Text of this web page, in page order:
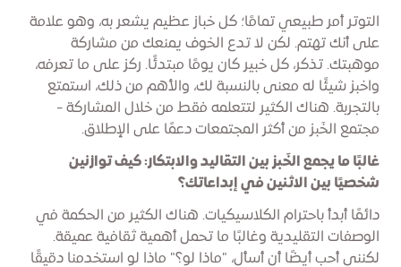
التوتر أمر طبيعي تمامًا؛ كل خباز عظيم يشعر به، وهو علامة
على أنك تهتم. لكن لا تدع الخوف يمنعك من مشاركة
موهبتك. تذكر، كل خبير كان يومًا مبتدئًا. ركز على ما تعرفه،
واخبز شيئًا له معنى بالنسبة لك، والأهم من ذلك، استمتع
بالتجربة. هناك الكثير لتتعلمه فقط من خلال المشاركة -
مجتمع الخَبز من أكثر المجتمعات دعمًا على الإطلاق.
غالبًا ما يجمع الخَبز بين التقاليد والابتكار: كيف توازنين
شخصيًا بين الاثنين في إبداعاتك؟
دائمًا أبدأ باحترام الكلاسيكيات. هناك الكثير من الحكمة في
الوصفات التقليدية وغالبًا ما تحمل أهمية ثقافية عميقة.
لكنني أحب أيضًا أن أسأل، "ماذا لو؟" ماذا لو استخدمنا دقيقًا